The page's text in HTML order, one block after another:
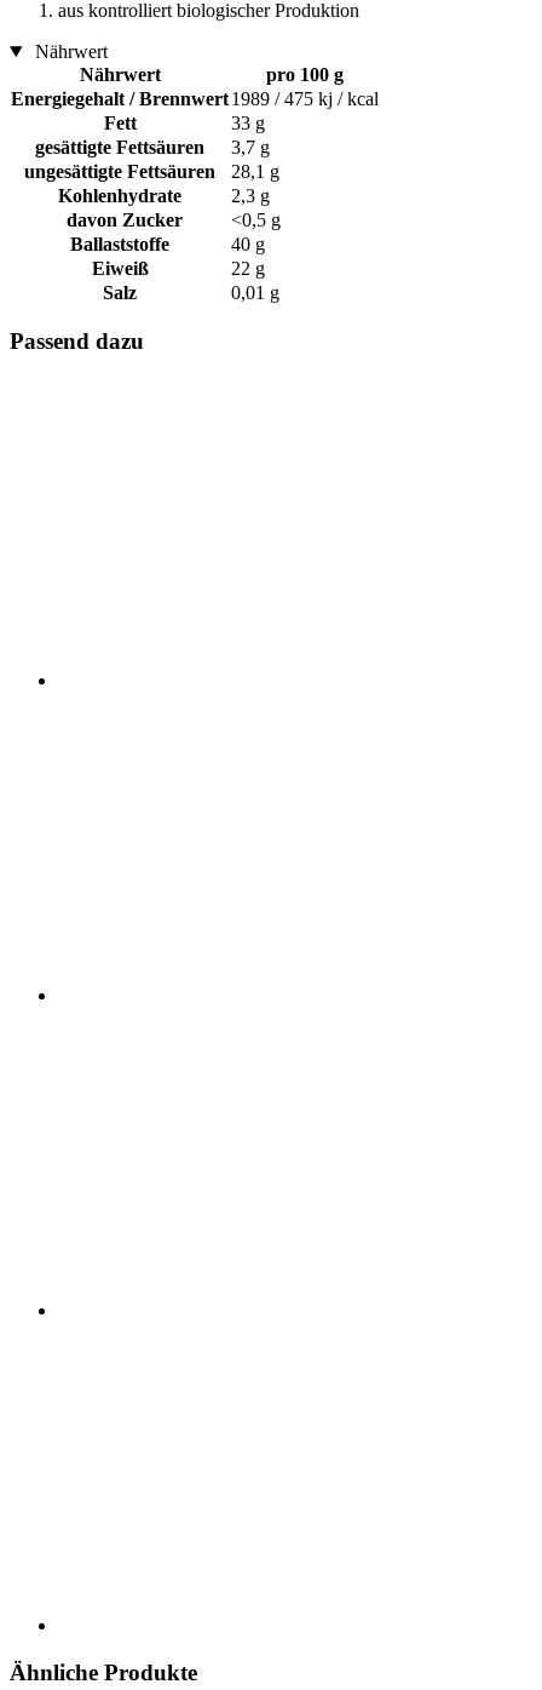
aus kontrolliert biologischer Produktion
Nährwert
Nährwert
pro 100 g
Energiegehalt / Brennwert1989 / 475 kj / kcal
Fett
33 g
gesättigte Fettsäuren
3,7 g
ungesättigte Fettsäuren
28,1 g
Kohlenhydrate
2,3 g
davon Zucker
<0,5 g
Ballaststoffe
40 g
Eiweiß
22 g
Salz
0,01 g
Passend dazu
Ähnliche Produkte